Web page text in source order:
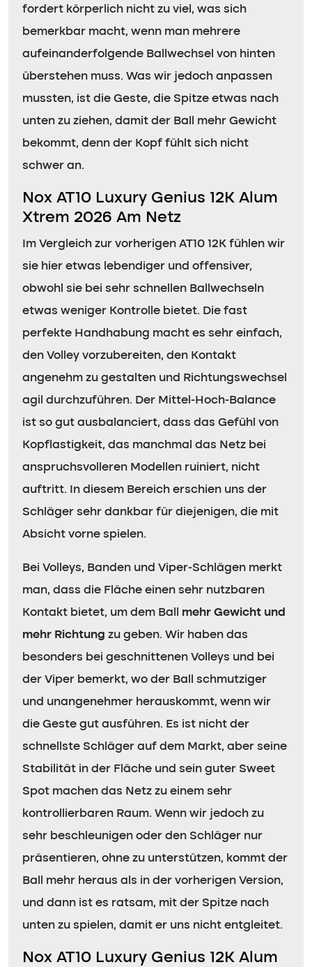
fordert körperlich nicht zu viel, was sich
bemerkbar macht, wenn man mehrere
aufeinanderfolgende Ballwechsel von hinten
überstehen muss. Was wir jedoch anpassen
mussten, ist die Geste, die Spitze etwas nach
unten zu ziehen, damit der Ball mehr Gewicht
bekommt, denn der Kopf fühlt sich nicht
schwer an.
Nox AT10 Luxury Genius 12K Alum
Xtrem 2026 Am Netz
Im Vergleich zur vorherigen AT10 12K fühlen wir
sie hier etwas lebendiger und offensiver,
obwohl sie bei sehr schnellen Ballwechseln
etwas weniger Kontrolle bietet. Die fast
perfekte Handhabung macht es sehr einfach,
den Volley vorzubereiten, den Kontakt
angenehm zu gestalten und Richtungswechsel
agil durchzuführen. Der Mittel-Hoch-Balance
ist so gut ausbalanciert, dass das Gefühl von
Kopflastigkeit, das manchmal das Netz bei
anspruchsvolleren Modellen ruiniert, nicht
auftritt. In diesem Bereich erschien uns der
Schläger sehr dankbar für diejenigen, die mit
Absicht vorne spielen.
Bei Volleys, Banden und Viper-Schlägen merkt
man, dass die Fläche einen sehr nutzbaren
Kontakt bietet, um dem Ball mehr Gewicht und
mehr Richtung zu geben. Wir haben das
besonders bei geschnittenen Volleys und bei
der Viper bemerkt, wo der Ball schmutziger
und unangenehmer herauskommt, wenn wir
die Geste gut ausführen. Es ist nicht der
schnellste Schläger auf dem Markt, aber seine
Stabilität in der Fläche und sein guter Sweet
Spot machen das Netz zu einem sehr
kontrollierbaren Raum. Wenn wir jedoch zu
sehr beschleunigen oder den Schläger nur
präsentieren, ohne zu unterstützen, kommt der
Ball mehr heraus als in der vorherigen Version,
und dann ist es ratsam, mit der Spitze nach
unten zu spielen, damit er uns nicht entgleitet.
Nox AT10 Luxury Genius 12K Alum